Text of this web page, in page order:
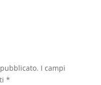
I campi
*